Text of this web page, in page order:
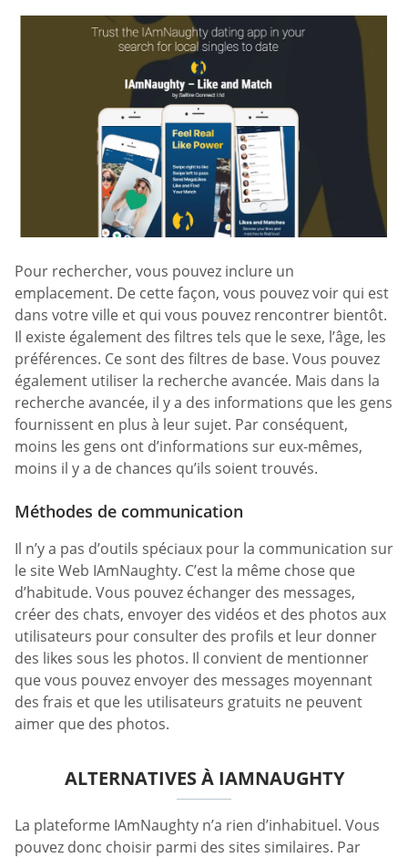
Pour rechercher, vous pouvez inclure un
emplacement. De cette façon, vous pouvez voir qui est
dans votre ville et qui vous pouvez rencontrer bientôt.
Il existe également des filtres tels que le sexe, l’âge, les
préférences. Ce sont des filtres de base. Vous pouvez
également utiliser la recherche avancée. Mais dans la
recherche avancée, il y a des informations que les gens
fournissent en plus à leur sujet. Par conséquent,
moins les gens ont d’informations sur eux-mêmes,
moins il y a de chances qu’ils soient trouvés.
Méthodes de communication
Il n’y a pas d’outils spéciaux pour la communication sur
le site Web IAmNaughty. C’est la même chose que
d’habitude. Vous pouvez échanger des messages,
créer des chats, envoyer des vidéos et des photos aux
utilisateurs pour consulter des profils et leur donner
des likes sous les photos. Il convient de mentionner
que vous pouvez envoyer des messages moyennant
des frais et que les utilisateurs gratuits ne peuvent
aimer que des photos.
ALTERNATIVES À IAMNAUGHTY
La plateforme IAmNaughty n’a rien d’inhabituel. Vous
pouvez donc choisir parmi des sites similaires. Par